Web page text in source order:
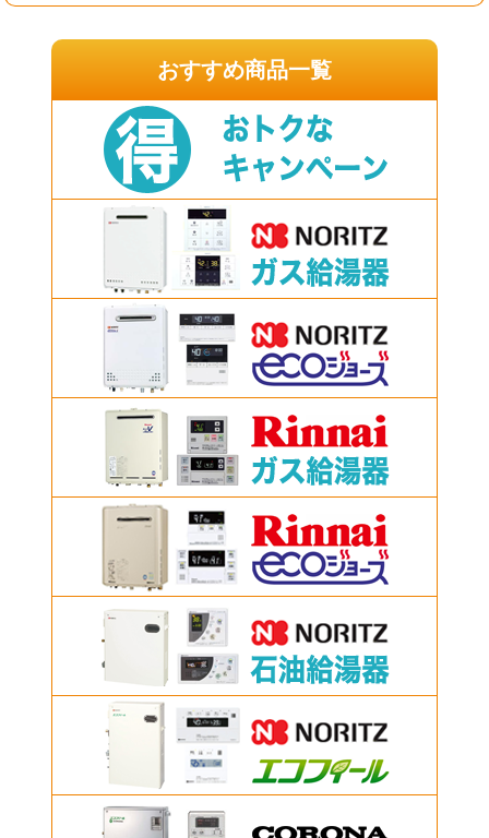
おすすめ商品一覧